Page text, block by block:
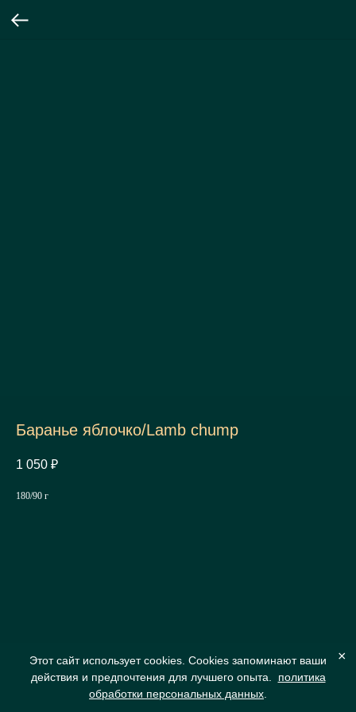
Баранье яблочко/Lamb chump
1 050 ₽
180/90 г
×
Этот сайт использует cookies. Cookies запоминают ваши
действия и предпочтения для лучшего опыта.
политика
обработки персональных данных